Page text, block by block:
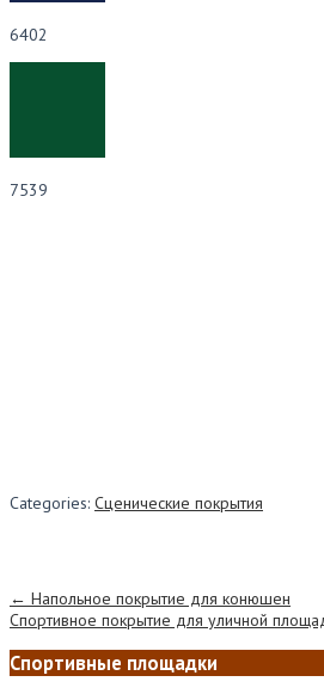
6402
7539
Categories: Сценические покрытия
← Напольное покрытие для конюшен
Спортивное покрытие для уличной
Спортивные площадки